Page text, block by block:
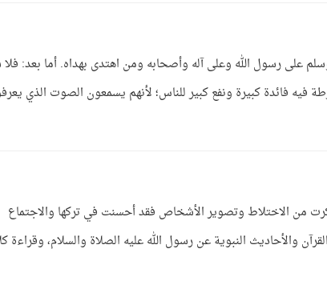
على رسول الله وعلى آله وأصحابه ومن اهتدى بهداه. أما بعد:
فيه فائدة كبيرة ونفع كبير للناس؛ لأنهم يسمعون الصوت الذي
من الاختلاط وتصوير الأشخاص فقد أحسنت في تركها والاجتماع
والأحاديث النبوية عن رسول الله عليه الصلاة والسلام، وقراءة